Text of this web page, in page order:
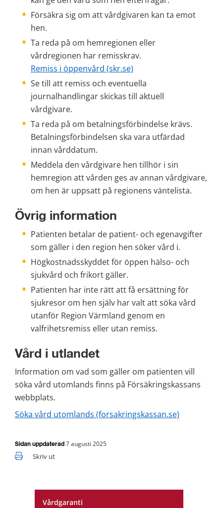
Vårdgaranti
Försäkra sig om att vårdgivaren kan ta emot
hen.
Ta reda på om hemregionen eller
vårdregionen har remisskrav.
Remiss i öppenvård (skr.se)
Se till att remiss och eventuella
journalhandlingar skickas till aktuell
vårdgivare.
Ta reda på om betalningsförbindelse krävs.
Betalningsförbindelsen ska vara utfärdad
innan vårddatum.
Meddela den vårdgivare hen tillhör i sin
hemregion att vården ges av annan vårdgivare,
om hen är uppsatt på regionens väntelista.
Övrig information
Patienten betalar de patient- och egenavgifter
som gäller i den region hen söker vård i.
Högkostnadsskyddet för öppen hälso- och
sjukvård och frikort gäller.
Patienten har inte rätt att få ersättning för
sjukresor om hen själv har valt att söka vård
utanför Region Värmland genom en
valfrihetsremiss eller utan remiss.
Vård i utlandet
Information om vad som gäller om patienten vill
söka vård utomlands finns på Försäkringskassans
webbplats.
Söka vård utomlands (forsakringskassan.se)
Sidan uppdaterad 7 augusti 2025
Skriv ut